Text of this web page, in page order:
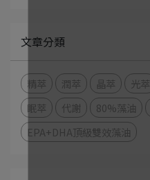
文章分類
精萃 潤萃 晶萃 光萃
眠萃
代謝 80%藻油
EPA+DHA頂級雙效藻油